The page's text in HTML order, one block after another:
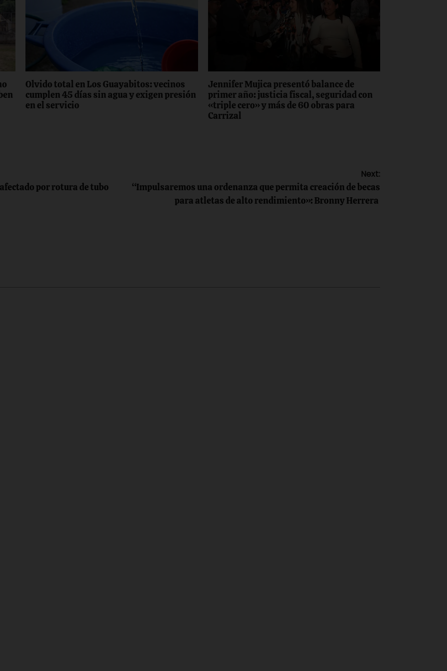
Olvido total en Los Guayabitos: vecinos
cumplen 45 días sin agua y exigen presión
en el servicio
Jennifer Mujica presentó balance de
primer año: justicia fiscal, seguridad con
«triple cero» y más de 60 obras para
Carrizal
por rotura de tubo
Next:
“Impulsaremos una ordenanza que permita creación de becas
para atletas de alto rendimiento»: Bronny Herrera